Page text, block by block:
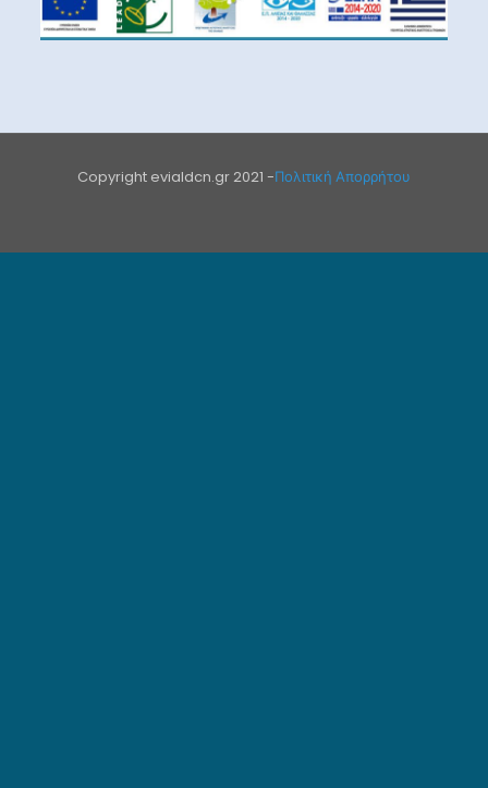
Copyright evialdcn.gr 2021 -Πολιτική Απορρήτου